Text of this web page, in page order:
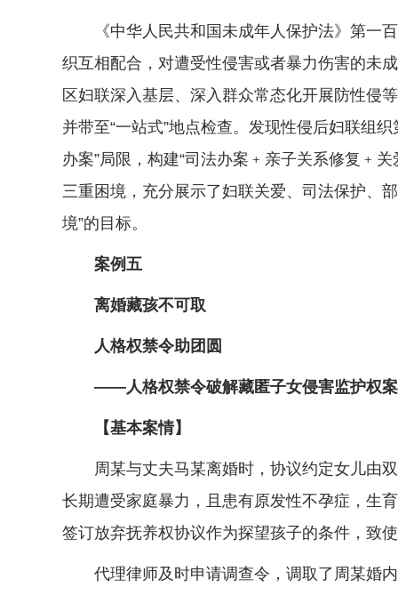
《中华人民共和国未成年人保护法》第一百
织互相配合，对遭受性侵害或者暴力伤害的未
区妇联深入基层、深入群众常态化开展防性侵
并带至“一站式”地点检查。发现性侵后妇联组
办案”局限，构建“司法办案﹢亲子关系修复﹢
三重困境，充分展示了妇联关爱、司法保护、
境”的目标。
案例五
离婚藏孩不可取
人格权禁令助团圆
——人格权禁令破解藏匿子女侵害监护权案
【基本案情】
周某与丈夫马某离婚时，协议约定女儿由双
长期遭受家庭暴力，且患有原发性不孕症，生
签订放弃抚养权协议作为探望孩子的条件，致
代理律师及时申请调查令，调取了周某婚内